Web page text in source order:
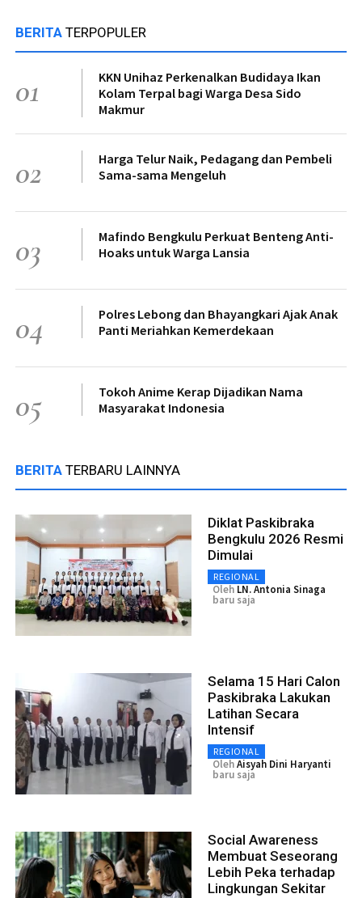
BERITA TERPOPULER
01
KKN Unihaz Perkenalkan Budidaya Ikan
Kolam Terpal bagi Warga Desa Sido
Makmur
02
Harga Telur Naik, Pedagang dan Pembeli
Sama-sama Mengeluh
03
Mafindo Bengkulu Perkuat Benteng Anti-
Hoaks untuk Warga Lansia
04
Polres Lebong dan Bhayangkari Ajak Anak
Panti Meriahkan Kemerdekaan
05
Tokoh Anime Kerap Dijadikan Nama
Masyarakat Indonesia
BERITA TERBARU LAINNYA
Diklat Paskibraka
Bengkulu 2026 Resmi
Dimulai
REGIONAL
Oleh LN. Antonia Sinaga
baru saja
Selama 15 Hari Calon
Paskibraka Lakukan
Latihan Secara
Intensif
REGIONAL
OlehAisyah Dini Haryanti
baru saja
Social Awareness
Membuat Seseorang
Lebih Peka terhadap
Lingkungan Sekitar